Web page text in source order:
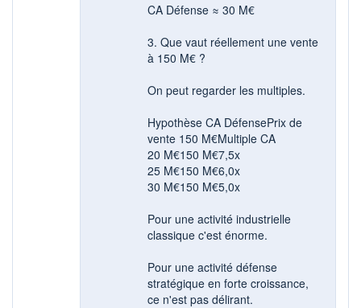
CA Défense ≈ 30 M€
3. Que vaut réellement une vente
à 150 M€ ?
On peut regarder les multiples.
Hypothèse CA DéfensePrix de
vente 150 M€Multiple CA
20 M€150 M€7,5x
25 M€150 M€6,0x
30 M€150 M€5,0x
Pour une activité industrielle
classique c'est énorme.
Pour une activité défense
stratégique en forte croissance,
ce n'est pas délirant.